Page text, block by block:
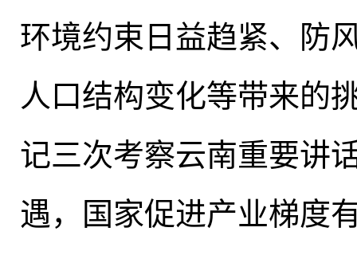
环境约束日益趋紧、防
人口结构变化等带来的
记三次考察云南重要讲
遇 ，
国家促进产业梯度